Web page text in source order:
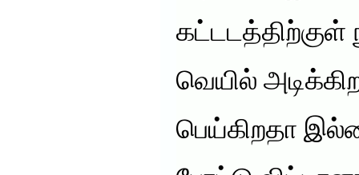
கட்டடத்திற்குள்
வெயில்
பெய்கிறதா